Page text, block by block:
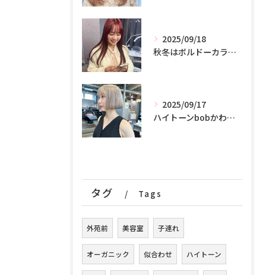
2025/09/18
秋冬はボルドーカラーが可愛いです！♪♪♪
2025/09/17
ハイトーンbobかわいすぎる！
タグ Tags
外苑前 美容室 子連れ
オーガニック 似合わせ ハイトーン